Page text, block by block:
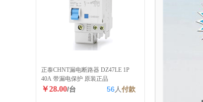
正泰CHNT漏电断路器 DZ47LE 1P
40A 带漏电保护 原装正品
￥28.00/台 56人付款